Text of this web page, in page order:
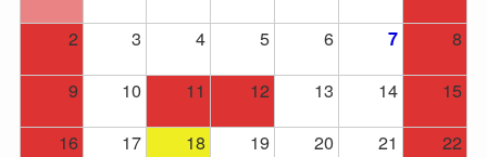
2
3 4 5 6 7
8
9
10 11 12 13 14
15
16
17 18 19 20 21
22